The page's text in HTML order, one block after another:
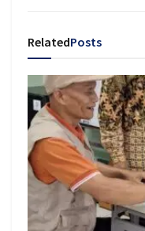
RelatedPosts